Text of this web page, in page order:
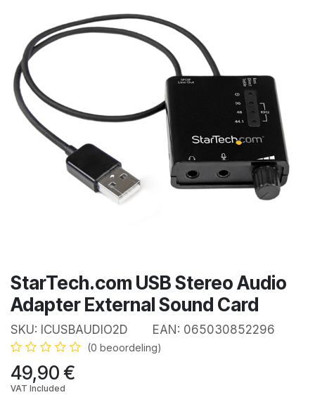
StarTech.com USB Stereo Audio
Adapter External Sound Card
SKU: ICUSBAUDIO2D EAN: 065030852296
(0 beoordeling)
49,90€
VAT Included